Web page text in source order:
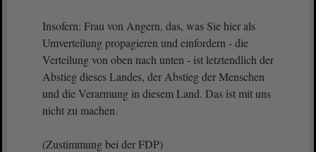
Insofern: Frau von Angern, das, was Sie hier als
Umverteilung propagieren und einfordern - die
Verteilung von oben nach unten - ist letztendlich der
Abstieg dieses Landes, der Abstieg der Menschen
und die Verarmung in diesem Land. Das ist mit uns
nicht zu machen.
(Zustimmung bei der FDP)